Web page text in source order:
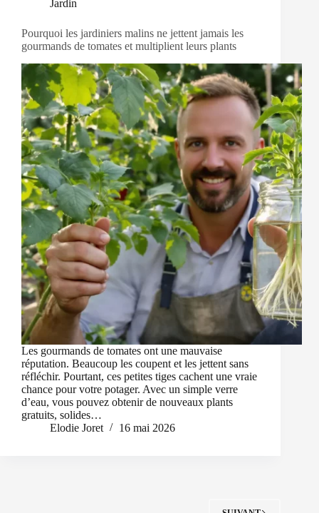
Jardin
Pourquoi les jardiniers malins ne jettent jamais les
gourmands de tomates et multiplient leurs plants
Les gourmands de tomates ont une mauvaise
réputation. Beaucoup les coupent et les jettent sans
réfléchir. Pourtant, ces petites tiges cachent une vraie
chance pour votre potager. Avec un simple verre
d’eau, vous pouvez obtenir de nouveaux plants
gratuits, solides…
Elodie Joret
16 mai 2026